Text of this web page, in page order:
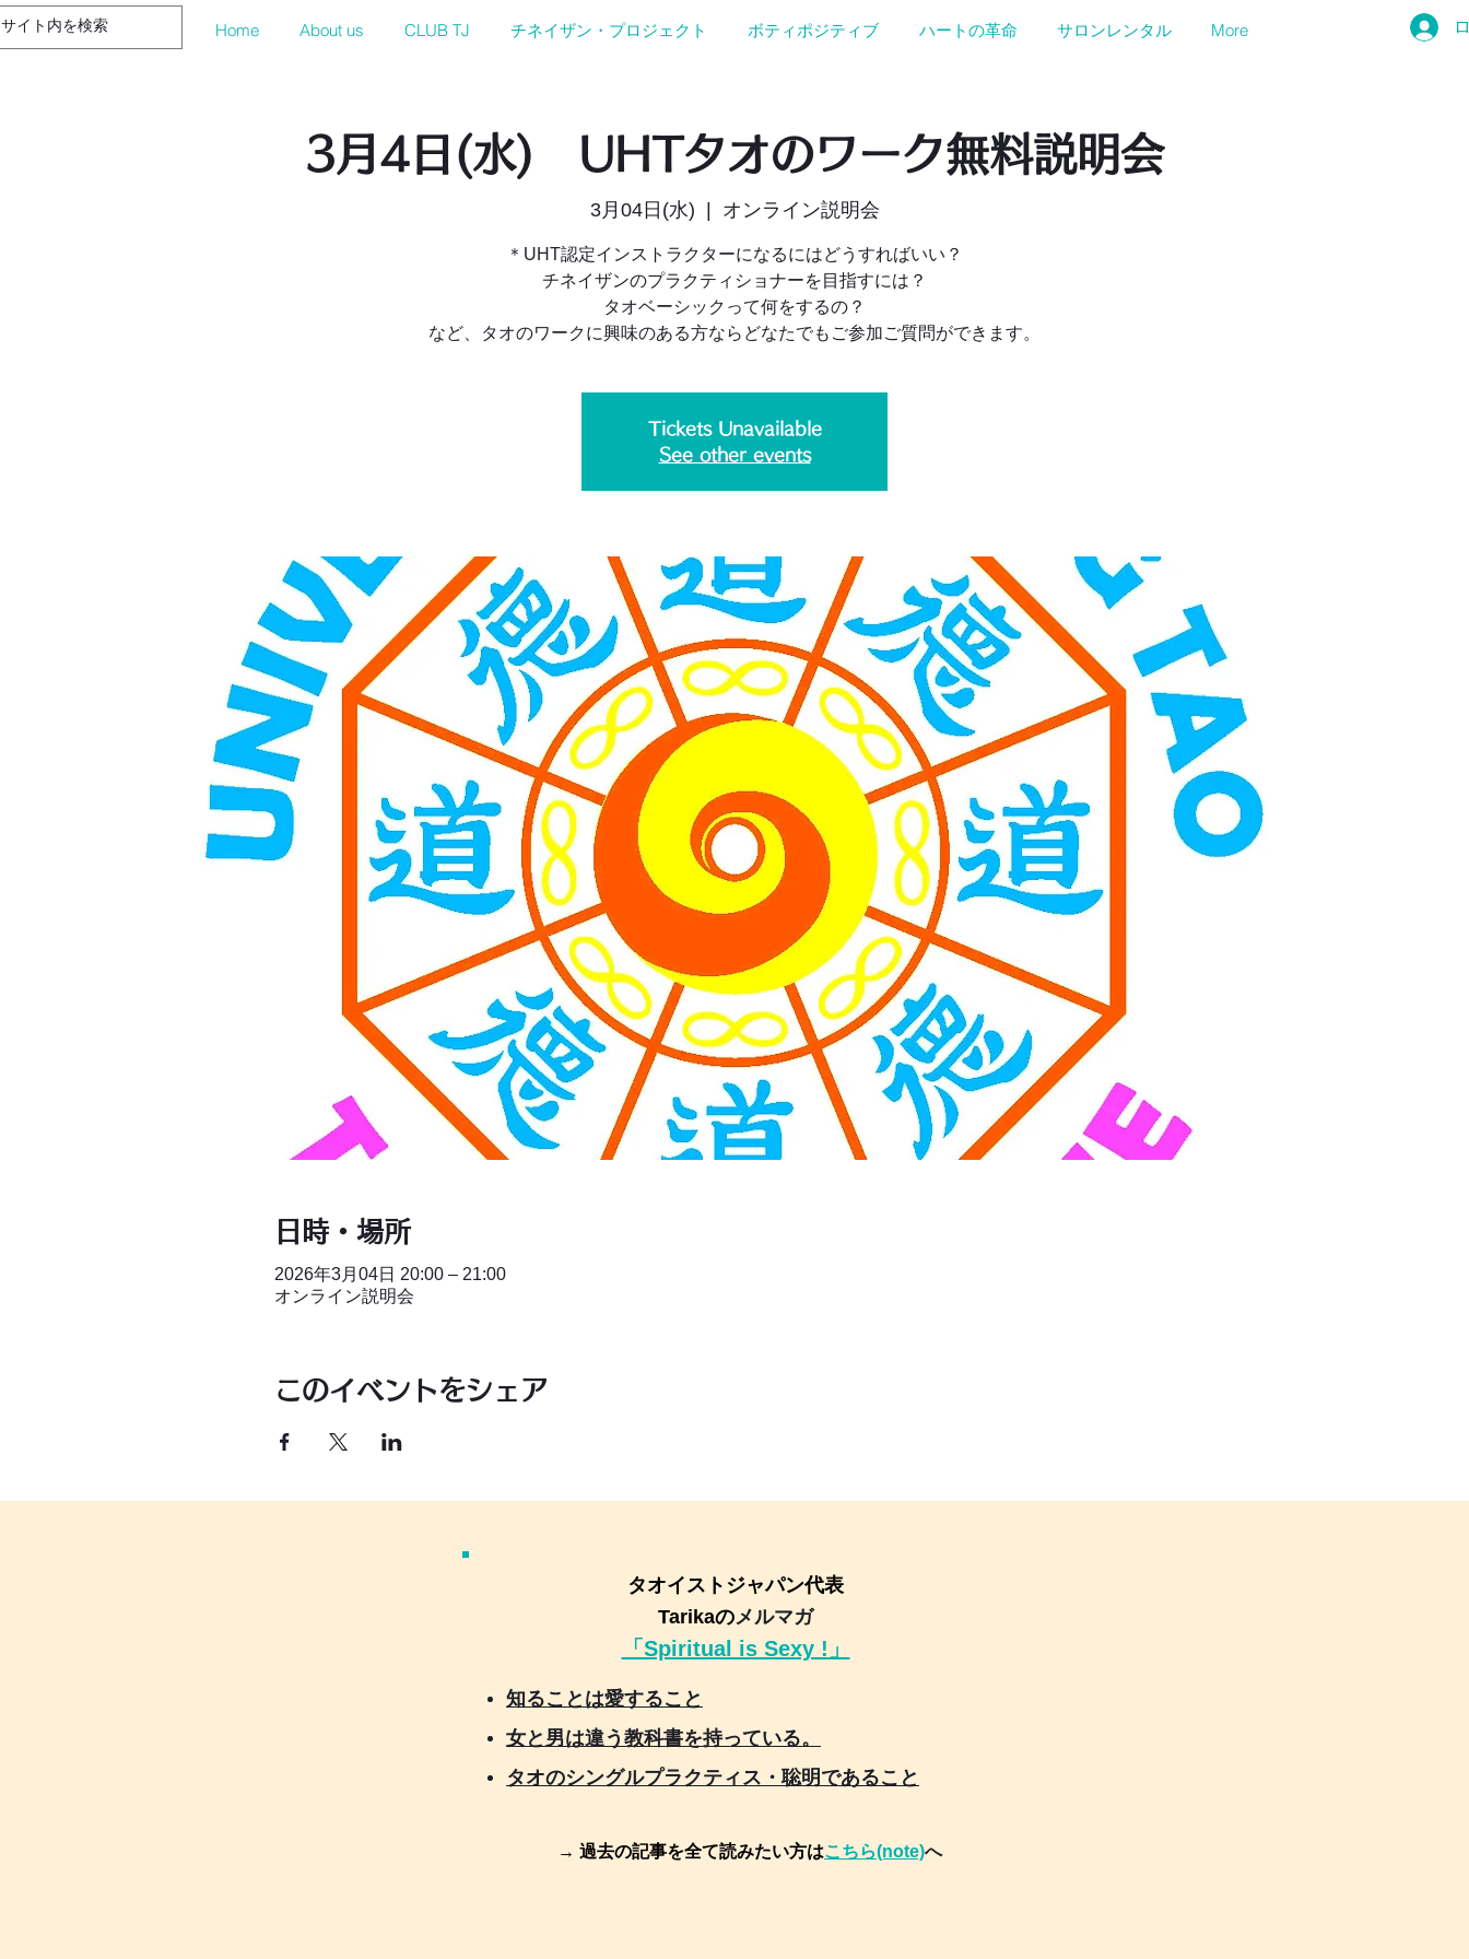
Home About us CLUB TJ チネイザン・プロジェクト ボティポジティブ ハートの革命 サロンレンタル More
3月4日(水) UHTタオのワーク無料説明会
3月04日(水) オンライン説明会
＊UHT認定インストラクターになるにはどうすればいい？
チネイザンのプラクティショナーを目指すには？
タオベーシックって何をするの？
など、タオのワークに興味のある方ならどなたでもご参加ご質問ができます。
Tickets Unavailable
See other events
日時・場所
2026年3月04日 20:00 – 21:00
オンライン説明会
このイベントをシェア
タオイストジャパン代表
Tarikaのメルマガ
「Spiritual is Sexy !」
知ることは愛すること
女と男は違う教科書を持っている。
タオのシングルプラクティス・聡明であること
→ 過去の記事を全て読みたい方はこちら(note)へ